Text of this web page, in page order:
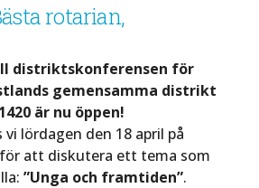
rotarian,
distriktskonferensen för
gemensamma distrikt
är nu öppen!
vi lördagen den 18 april på
att diskutera ett tema som
”Unga och framtiden”.